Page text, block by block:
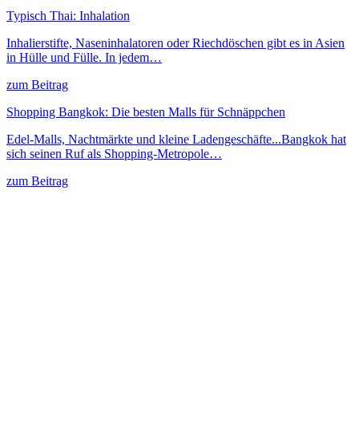
Typisch Thai: Inhalation
Inhalierstifte, Naseninhalatoren oder Riechdöschen gibt es in Asien
in Hülle und Fülle. In jedem…
zum Beitrag
Shopping Bangkok: Die besten Malls für Schnäppchen
Edel-Malls, Nachtmärkte und kleine Ladengeschäfte...Bangkok hat
sich seinen Ruf als Shopping-Metropole…
zum Beitrag